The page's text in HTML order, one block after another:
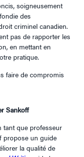
soigneusement
des
criminel canadien.
pas de rapporter les
en mettant en
pratique.
faire de compromis
Sankoff
tant que professeur
propose un guide
la qualité de